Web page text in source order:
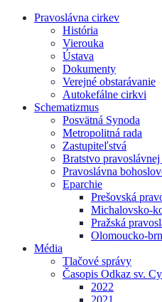
Pravoslávna cirkev
História
Vierouka
Ústava
Dokumenty
Verejné obstarávanie
Autokefálne cirkvi
Schematizmus
Posvätná Synoda
Metropolitná rada
Zastupiteľstvá
Bratstvo pravoslávnej
Pravoslávna
Eparchie
Prešovská
Michalovsko-
Pražská
Olomoucko-
Média
Tlačové správy
Časopis Odkaz sv.
2022
2021